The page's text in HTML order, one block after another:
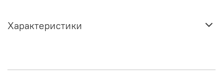
Характеристики